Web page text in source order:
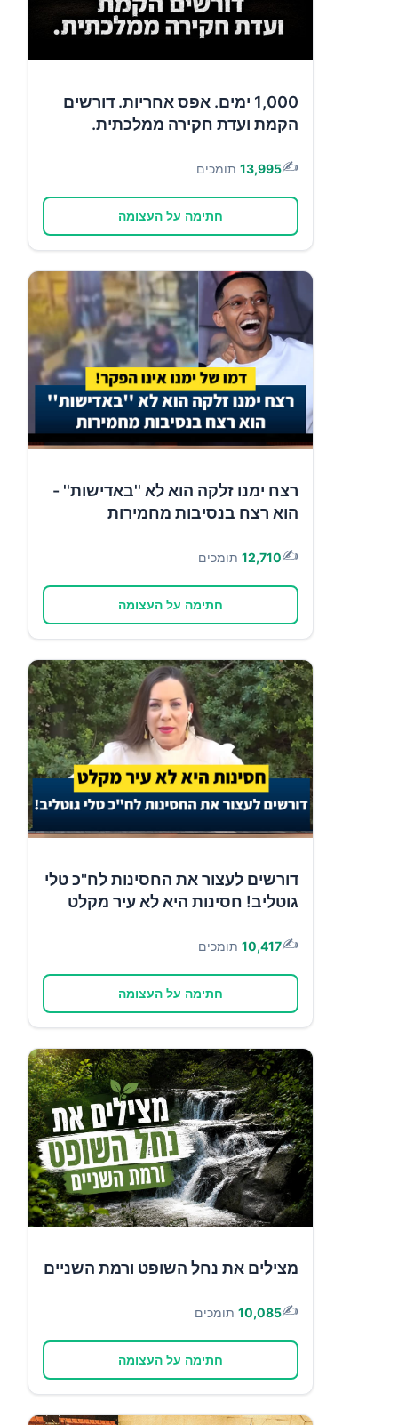
1,000 ימים. אפס אחריות. דורשים
הקמת ועדת חקירה ממלכתית.
✍️
13,995 תומכים
חתימה על העצומה
רצח ימנו זלקה הוא לא ''באדישות'' -
הוא רצח בנסיבות מחמירות
✍️
12,710 תומכים
חתימה על העצומה
דורשים לעצור את החסינות לח"כ טלי
גוטליב! חסינות היא לא עיר מקלט
✍️
10,417 תומכים
חתימה על העצומה
מצילים את נחל השופט ורמת השניים
✍️
10,085 תומכים
חתימה על העצומה